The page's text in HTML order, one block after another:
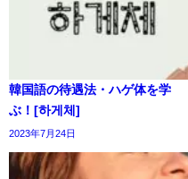
韓国語の待遇法・ハゲ体を学
ぶ！[하게체]
2023年7月24日